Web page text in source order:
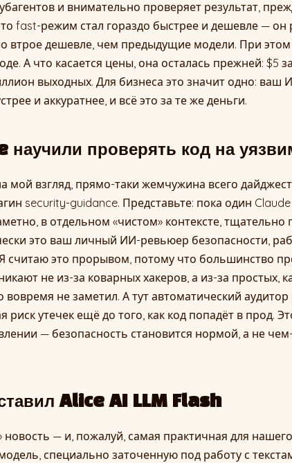
и внимательно проверяет результат,
fast-режим стал гораздо быстрее и дешевле — он
втрое дешевле, чем предыдущие модели. При этом
А что касается цены, она осталась прежней: $5
выходных. Для бизнеса это значит одно:
и аккуратнее, и всё это за те же деньги.
проверять код на
мой взгляд, прямо-таки жемчужина всего
security-guidance. Представьте: пока один
в отдельном «чистом» контексте, тщательно
это ваш личный ИИ-ревьюер безопасности,
считаю это прорывом, потому что большинство
не из-за коварных хакеров, а из-за простых,
вовремя не заметил. А тут автоматический
риск утечек ещё до того, как код попадёт в прод.
— безопасность становится нормой, а не
Alice AI LLM Flash
новость — и, пожалуй, самая практичная для
специально заточенную под работу с